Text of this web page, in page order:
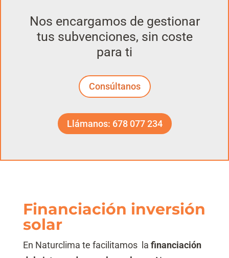
Nos encargamos de gestionar
tus subvenciones, sin coste
para ti
Consúltanos
Llámanos: 678 077 234
Financiación inversión
solar
En Naturclima te facilitamos la financiación